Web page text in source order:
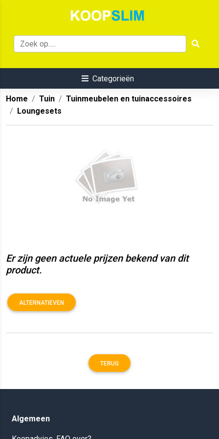
Categorieën
Home Tuin
Tuinmeubelen en tuinaccessoires
Loungesets
Er zijn geen actuele prijzen bekend van dit
product.
ALTERNATIEVEN
TERUG
Algemeen